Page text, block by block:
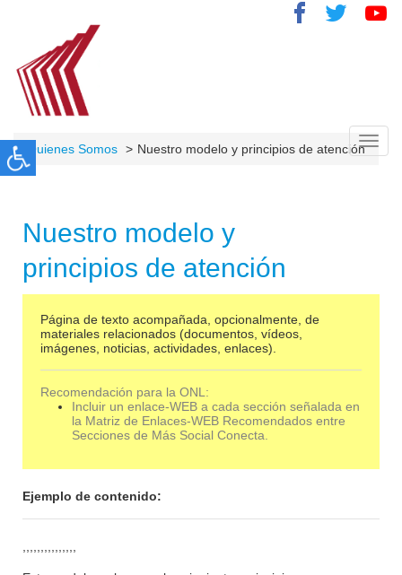
Quienes Somos Nuestro modelo y principios de atención
Nuestro modelo y
principios de atención
Página de texto acompañada, opcionalmente, de
materiales relacionados (documentos, vídeos,
imágenes, noticias, actividades, enlaces).
Recomendación para la ONL:
Incluir un enlace-WEB a cada sección señalada en
la Matriz de Enlaces-WEB Recomendados entre
Secciones de Más Social Conecta.
Ejemplo de contenido: